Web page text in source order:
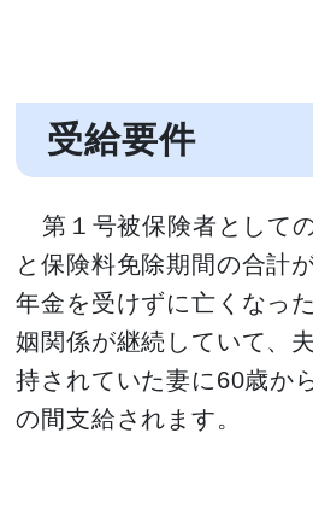
受給要件
第１号被保険者として
と保険料免除期間の合計
年金を受けずに亡くなっ
姻関係が継続していて、
持されていた妻に60歳か
の間支給されます。